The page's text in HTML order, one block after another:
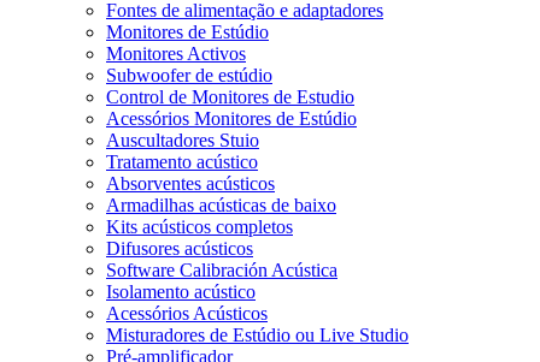
Fontes de alimentação e adaptadores
Monitores de Estúdio
Monitores Activos
Subwoofer de estúdio
Control de Monitores de Estudio
Acessórios Monitores de Estúdio
Auscultadores Stuio
Tratamento acústico
Absorventes acústicos
Armadilhas acústicas de baixo
Kits acústicos completos
Difusores acústicos
Software Calibración Acústica
Isolamento acústico
Acessórios Acústicos
Misturadores de Estúdio ou Live Studio
Pré-amplificador